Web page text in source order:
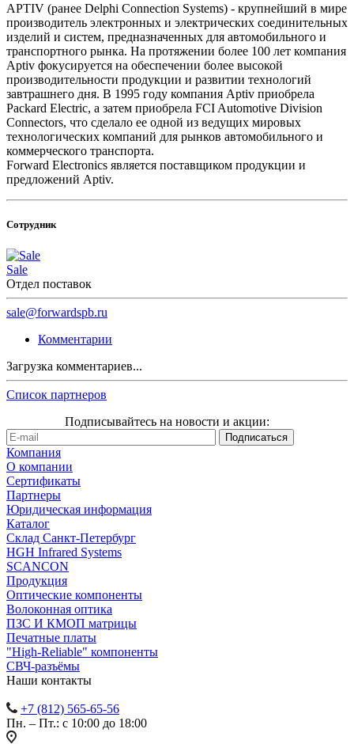
APTIV (ранее Delphi Connection Systems) - крупнейший в мире
производитель электронных и электрических соединительных
изделий и систем, предназначенных для автомобильного и
транспортного рынка. На протяжении более 100 лет компания
Aptiv фокусируется на обеспечении более высокой
производительности продукции и развитии технологий
завтрашнего дня. В 1995 году компания Aptiv приобрела
Packard Electric, а затем приобрела FCI Automotive Division
Connectors, что сделало ее одной из ведущих мировых
технологических компаний для рынков автомобильного и
коммерческого транспорта.
Forward Electronics является поставщиком продукции и
предложений Aptiv.
Сотрудник
Sale
Отдел поставок
sale@forwardspb.ru
Комментарии
Загрузка комментариев...
Список партнеров
Подписывайтесь на новости и акции:
Компания
О компании
Сертификаты
Партнеры
Юридическая информация
Каталог
Cклад Санкт-Петербург
HGH Infrared Systems
SCANCON
Продукция
Оптические компоненты
Волоконная оптика
ПЗС И КМОП матрицы
Печатные платы
"High-Reliable" компоненты
СВЧ-разъёмы
Наши контакты
+7 (812) 565-65-56
Пн. – Пт.: с 10:00 до 18:00